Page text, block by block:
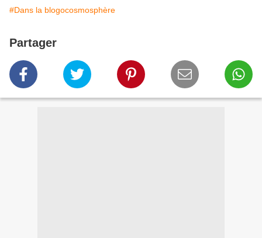
#Dans la blogocosmosphère
Partager